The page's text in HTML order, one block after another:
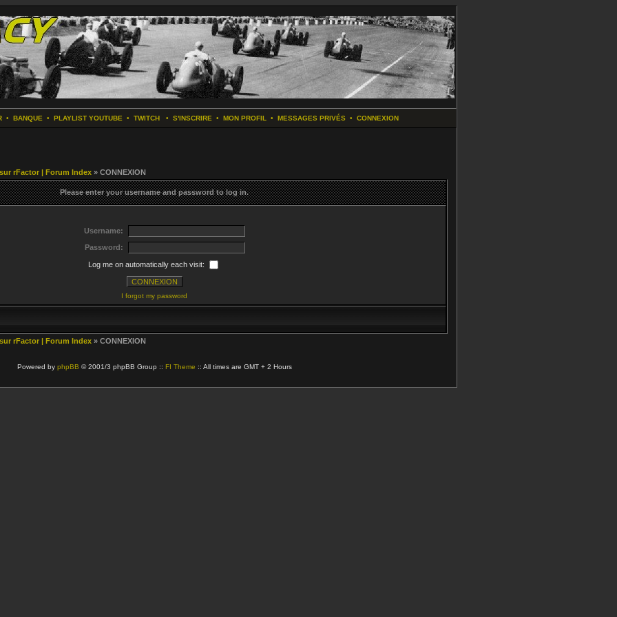
• BANQUE • PLAYLIST YOUTUBE • TWITCH• S'INSCRIRE • MON PROFIL • MESSAGES PRIVÉS• CONNEXION
rFactor | Forum Index » CONNEXION
Please enter your username and password to log in.
Username:
Password:
Log me on automatically each visit:
I forgot my password
rFactor | Forum Index » CONNEXION
Powered by phpBB © 2001/3 phpBB Group :: FI Theme :: All times are GMT + 2 Hours